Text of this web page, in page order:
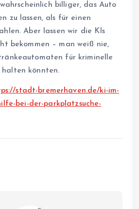
billiger, das Auto
zu lassen, als für einen
Aber lassen wir die KIs
bekommen – man weiß nie,
für kriminelle
halten könnten.
stadt-bremerhaven.de/ki-im-
bei-der-parkplatzsuche-